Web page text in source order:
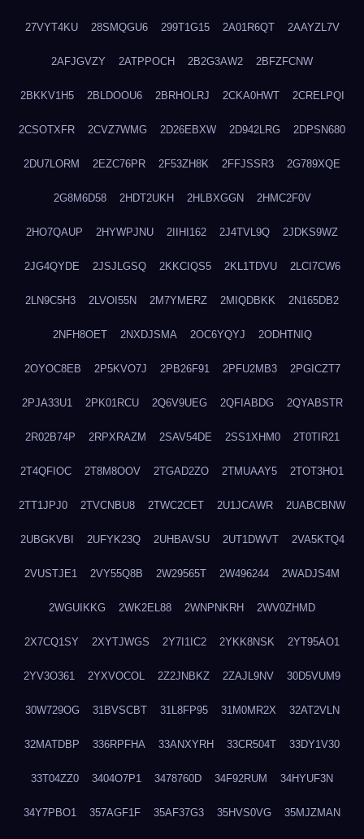
27VYT4KU 28SMQGU6 299T1G15 2A01R6QT 2AAYZL7V
2AFJGVZY 2ATPPOCH 2B2G3AW2 2BFZFCNW
2BKKV1H5 2BLDOOU6 2BRHOLRJ 2CKA0HWT 2CRELPQI
2CSOTXFR 2CVZ7WMG 2D26EBXW 2D942LRG 2DPSN680
2DU7LORM 2EZC76PR 2F53ZH8K 2FFJSSR3 2G789XQE
2G8M6D58 2HDT2UKH 2HLBXGGN 2HMC2F0V
2HO7QAUP 2HYWPJNU 2IIHI162 2J4TVL9Q 2JDKS9WZ
2JG4QYDE 2JSJLGSQ 2KKCIQS5 2KL1TDVU 2LCI7CW6
2LN9C5H3 2LVOI55N 2M7YMERZ 2MIQDBKK 2N165DB2
2NFH8OET 2NXDJSMA 2OC6YQYJ 2ODHTNIQ
2OYOC8EB 2P5KVO7J 2PB26F91 2PFU2MB3 2PGICZT7
2PJA33U1 2PK01RCU 2Q6V9UEG 2QFIABDG 2QYABSTR
2R02B74P 2RPXRAZM 2SAV54DE 2SS1XHM0 2T0TIR21
2T4QFIOC 2T8M8OOV 2TGAD2ZO 2TMUAAY5 2TOT3HO1
2TT1JPJ0 2TVCNBU8 2TWC2CET 2U1JCAWR 2UABCBNW
2UBGKVBI 2UFYK23Q 2UHBAVSU 2UT1DWVT 2VA5KTQ4
2VUSTJE1 2VY55Q8B 2W29565T 2W496244 2WADJS4M
2WGUIKKG 2WK2EL88 2WNPNKRH 2WV0ZHMD
2X7CQ1SY 2XYTJWGS 2Y7I1IC2 2YKK8NSK 2YT95AO1
2YV3O361 2YXVOCOL 2Z2JNBKZ 2ZAJL9NV 30D5VUM9
30W729OG 31BVSCBT 31L8FP95 31M0MR2X 32AT2VLN
32MATDBP 336RPFHA 33ANXYRH 33CR504T 33DY1V30
33T04ZZ0 3404O7P1 3478760D 34F92RUM 34HYUF3N
34Y7PBO1 357AGF1F 35AF37G3 35HVS0VG 35MJZMAN